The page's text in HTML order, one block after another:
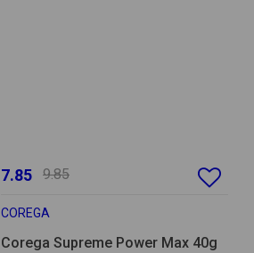
7.85 9.85
COREGA
Corega Supreme Power Max 40g